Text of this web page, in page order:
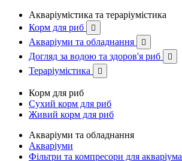
Акваріумістика та тераріумістика
Корм для риб

Акваріуми та обладнання 
Догляд за водою та здоров'я риб 
Тераріумістика 
Корм для риб
Сухий корм для риб
Живий корм для риб
Акваріуми та обладнання
Акваріуми
Фільтри та компресори для акваріума